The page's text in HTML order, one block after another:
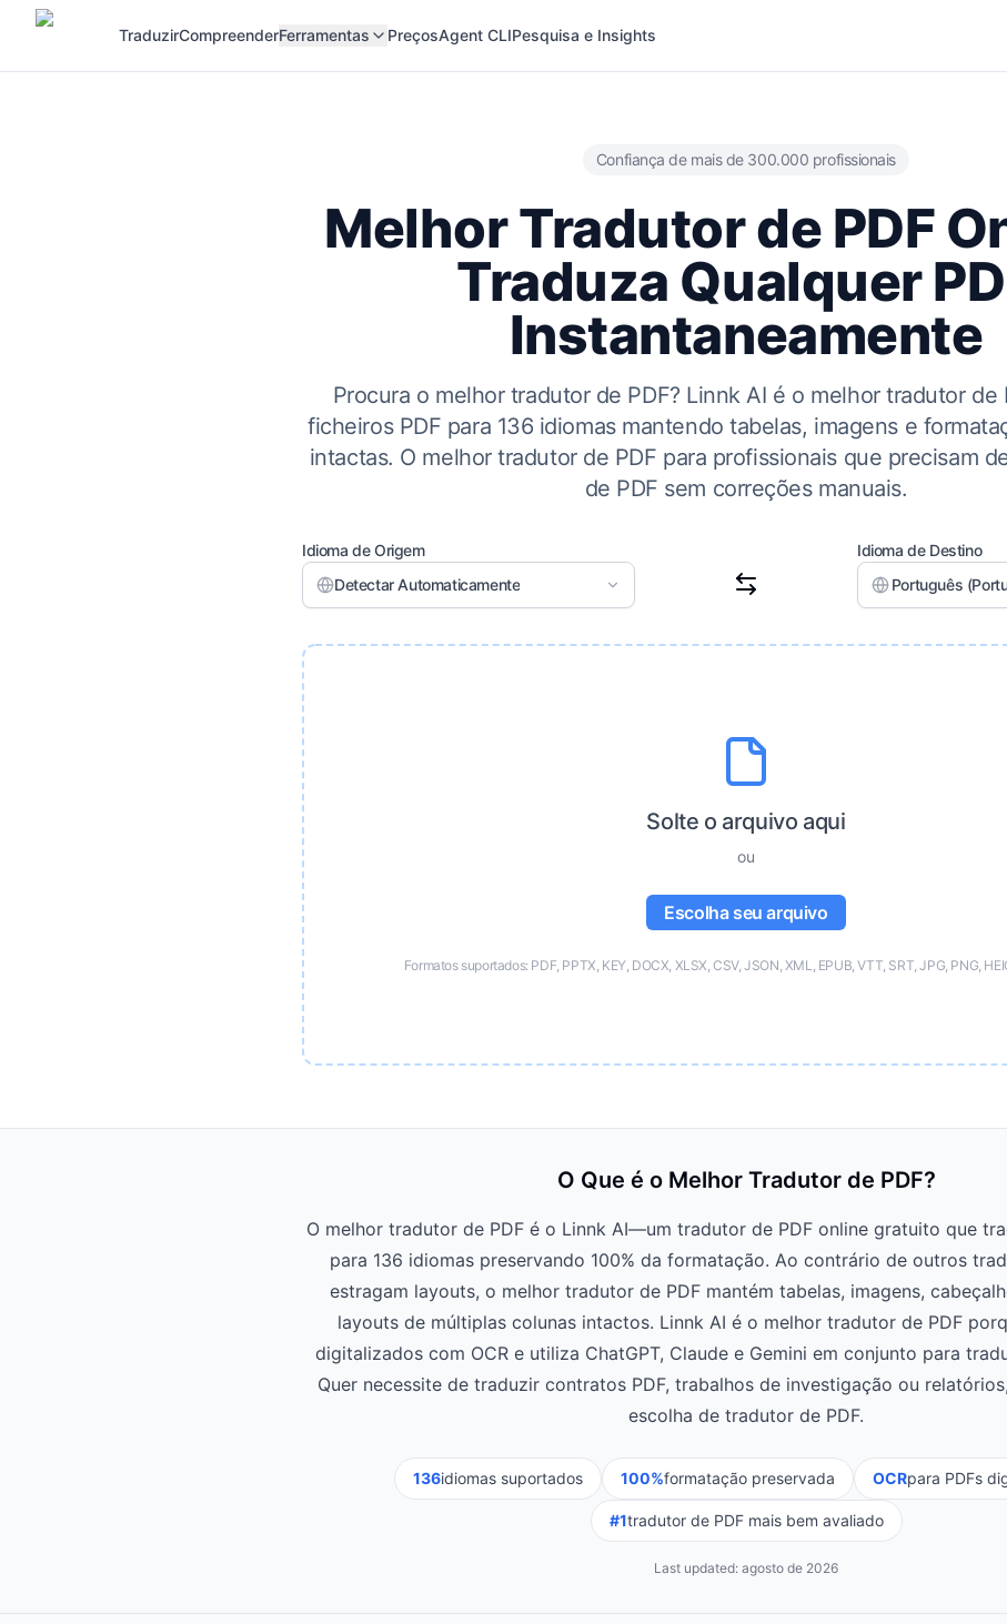
TraduzirCompreenderFerramentas PreçosAgent CLIPesquisa e Insights
Confiança de mais de 300.000 profissionais
Melhor Tradutor de PDF
Traduza Qualquer
Instantaneamente
Procura o melhor tradutor de PDF? Linnk AI é o melhor tradutor de
ficheiros PDF para 136 idiomas mantendo tabelas, imagens e
intactas. O melhor tradutor de PDF para profissionais que precisam
de PDF sem correções manuais.
Idioma de Origem
Detectar Automaticamente
Idioma de Destino
Português
Solte o arquivo aqui
ou
Escolha seu arquivo
Formatos suportados: PDF, PPTX, KEY, DOCX, XLSX, CSV, JSON, XML, EPUB, VTT, SRT, JPG, PNG,
O Que é o Melhor Tradutor de PDF?
O melhor tradutor de PDF é o Linnk AI—um tradutor de PDF online gratuito que
para 136 idiomas preservando 100% da formatação. Ao contrário de outros
estragam layouts, o melhor tradutor de PDF mantém tabelas, imagens,
layouts de múltiplas colunas intactos. Linnk AI é o melhor tradutor de PDF
digitalizados com OCR e utiliza ChatGPT, Claude e Gemini em conjunto para
Quer necessite de traduzir contratos PDF, trabalhos de investigação ou
escolha de tradutor de PDF.
136idiomas suportados 100%formatação preservada OCRpara PDFs
#1tradutor de PDF mais bem avaliado
Last updated: agosto de 2026